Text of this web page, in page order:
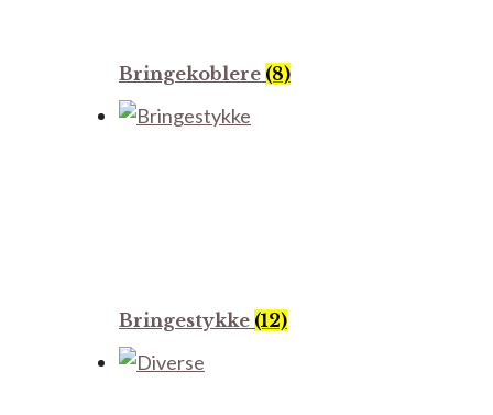
Bringekoblere (8)
Bringestykke (12)